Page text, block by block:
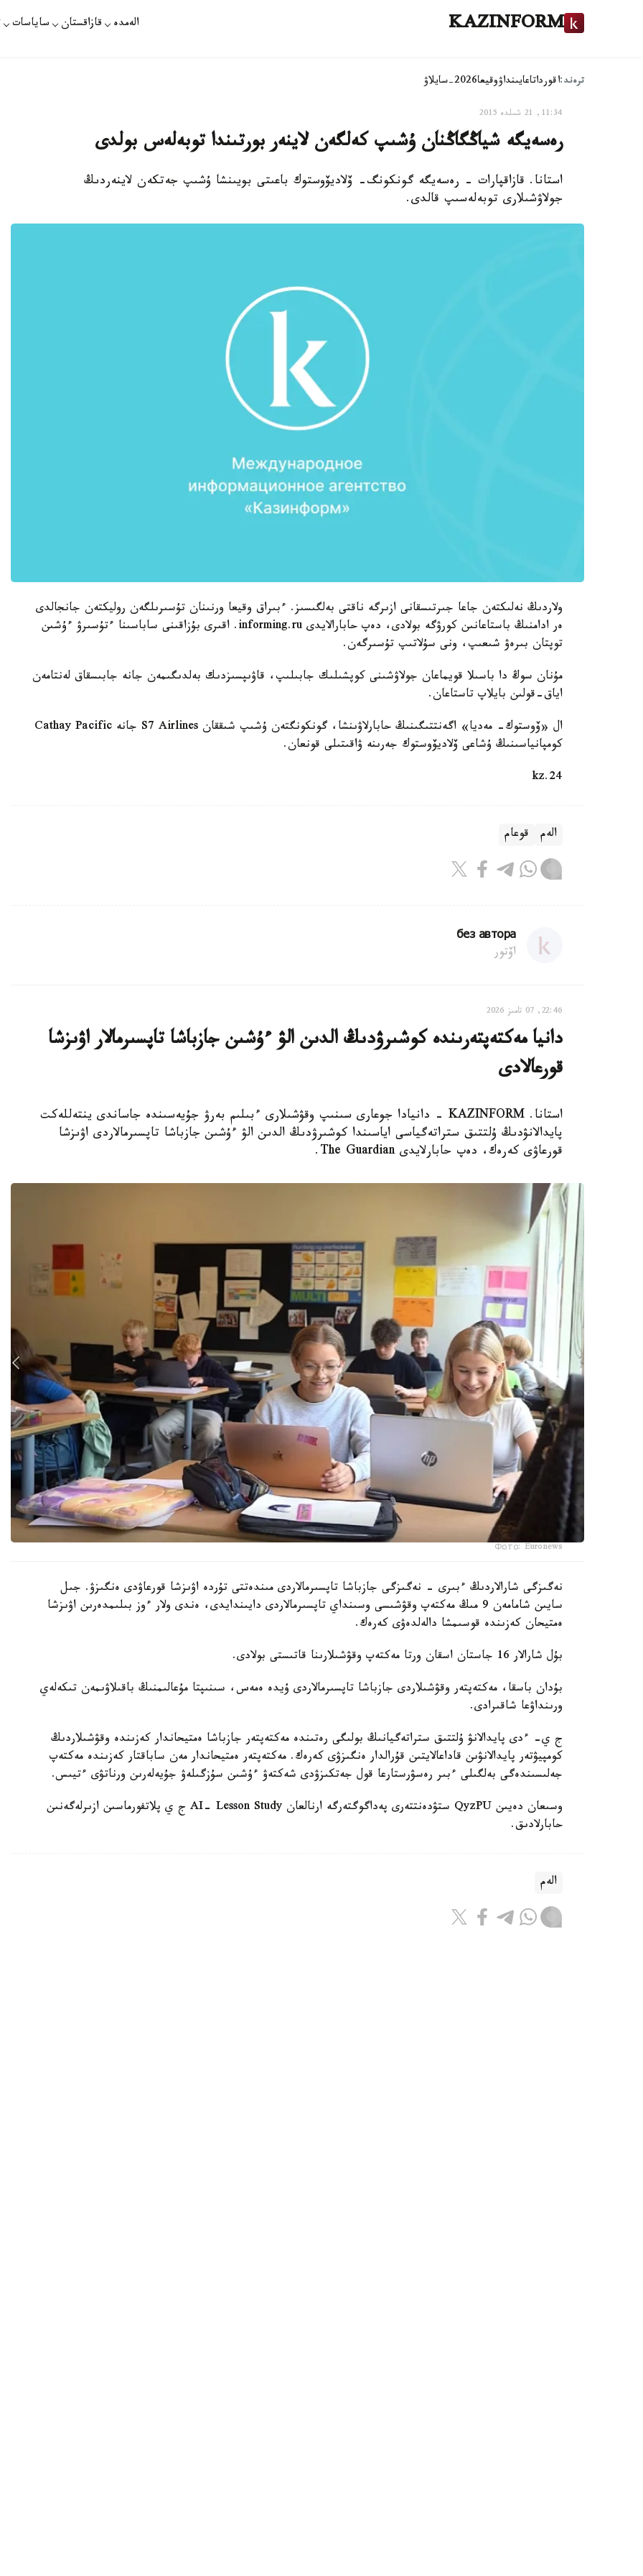
KAZINFORM الەمدە قازاقستان ساياسات
ترەند:اقورداتاعايىنداۋوقيعا2026-سايلاۋ
11:34, 21 شىلدە 2015
رەسەيگە شياڭگاڭنان ۇشىپ كەلگەن لاينەر بورتىندا توبەلەس بولدى
استانا. قازاقپارات - رەسەيگە گونكونگ- ۆلاديۆوستوك باعىتى بويىنشا ۇشىپ جەتكەن لاينەردىڭ
جولاۋشىلارى توبەلەسىپ قالدى.
ولاردىڭ نەلىكتەن جاعا جىرتىسقانى ازىرگە ناقتى بەلگىسىز. ءبىراق وقيعا ورنىنان تۇسىرىلگەن روليكتەن جانجالدى
ەر ادامنىڭ باستاعانىن كورۋگە بولادى، دەپ حابارالايدى informing.ru. اقىرى بۇزاقىنى ساباسىنا ءتۇسىرۋ ءۇشىن
توپتان بىرەۋ شىعىپ، ونى سۇلاتىپ تۇسىرگەن.
مۇنان سوڭ دا باسىلا قويماعان جولاۋشىنى كوپشىلىك جابىلىپ، قاۋىپسىزدىك بەلدىگىمەن جانە جابىسقاق لەنتامەن
اياق-قولىن بايلاپ تاستاعان.
ال «ۆوستوك- مەديا» اگەنتتىگىنىڭ حابارلاۋىنشا، گونكونگتەن ۇشىپ شىققان S7 Airlines جانە Cathay Pacific
كومپانياسىنىڭ ۇشاعى ۆلاديۆوستوك جەرىنە ۋاقىتىلى قونعان.
24.kz
الەم قوعام
без автора
اۆتور
22:46, 07 تامىز 2026
دانيا مەكتەپتەرىندە كوشىرۋدىڭ الدىن الۋ ءۇشىن جازباشا تاپسىرمالار اۋىزشا
قورعالادى
استانا. KAZINFORM - دانيادا جوعارى سىنىپ وقۋشىلارى ءبىلىم بەرۋ جۇيەسىندە جاساندى ينتەللەكت
پايدالانۋدىڭ ۇلتتىق ستراتەگياسى اياسىندا كوشىرۋدىڭ الدىن الۋ ءۇشىن جازباشا تاپسىرمالاردى اۋىزشا
قورعاۋى كەرەك، دەپ حابارلايدى The Guardian.
Фото: Euronews
نەگىزگى شارالاردىڭ ءبىرى - نەگىزگى جازباشا تاپسىرمالاردى مىندەتتى تۇردە اۋىزشا قورعاۋدى ەنگىزۋ. جىل
سايىن شامامەن 9 مىڭ مەكتەپ وقۋشىسى وسىنداي تاپسىرمالاردى دايىندايدى، ەندى ولار ءوز بىلىمدەرىن اۋىزشا
ەمتيحان كەزىندە قوسىمشا دالەلدەۋى كەرەك.
بۇل شارالار 16 جاستان اسقان ورتا مەكتەپ وقۋشىلارىنا قاتىستى بولادى.
بۇدان باسقا، مەكتەپتەر وقۋشىلاردى جازباشا تاپسىرمالاردى ۇيدە ەمەس، سىنىپتا مۇعالىمنىڭ باقىلاۋىمەن تىكەلەي
ورىنداۋعا شاقىرادى.
ج ي- ءدى پايدالانۋ ۇلتتىق ستراتەگيانىڭ بولىگى رەتىندە مەكتەپتەر جازباشا ەمتيحاندار كەزىندە وقۋشىلاردىڭ
كومپيۋتەر پايدالانۋىن قاداعالايتىن قۇرالدار ەنگىزۋى كەرەك. مەكتەپتەر ەمتيحاندار مەن ساباقتار كەزىندە مەكتەپ
جەلىسىندەگى بەلگىلى ءبىر رەسۋرستارعا قول جەتكىزۋدى شەكتەۋ ءۇشىن سۇزگىلەۋ جۇيەلەرىن ورناتۋى ءتيىس.
وسىعان دەيىن QyzPU ستۋدەنتتەرى پەداگوگتەرگە ارنالعان AI- Lesson Study ج ي پلاتفورماسىن ازىرلەگەنىن
حابارلادىق.
الەم